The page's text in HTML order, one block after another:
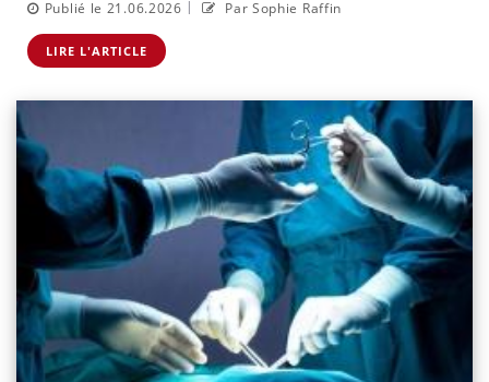
Publié le 21.06.2026 | Par Sophie Raffin
LIRE L'ARTICLE